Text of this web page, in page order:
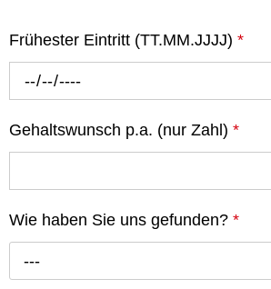
Frühester Eintritt (TT.MM.JJJJ) *
Gehaltswunsch p.a. (nur Zahl) *
Wie haben Sie uns gefunden? *
---